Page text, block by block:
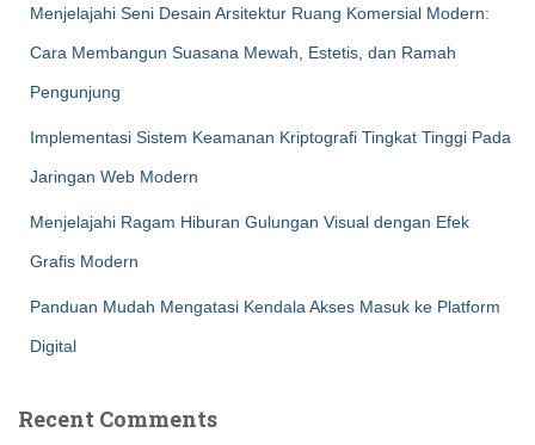
Menjelajahi Seni Desain Arsitektur Ruang Komersial Modern:
Cara Membangun Suasana Mewah, Estetis, dan Ramah
Pengunjung
Implementasi Sistem Keamanan Kriptografi Tingkat Tinggi Pada
Jaringan Web Modern
Menjelajahi Ragam Hiburan Gulungan Visual dengan Efek
Grafis Modern
Panduan Mudah Mengatasi Kendala Akses Masuk ke Platform
Digital
Recent Comments